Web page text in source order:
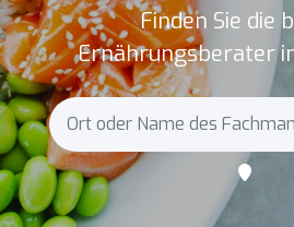
Finden Sie die
Ernährungsberater